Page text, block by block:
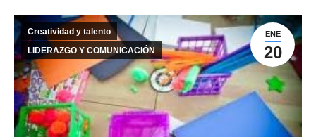
ENE
20
Creatividad y talento
LIDERAZGO Y COMUNICACIÓN